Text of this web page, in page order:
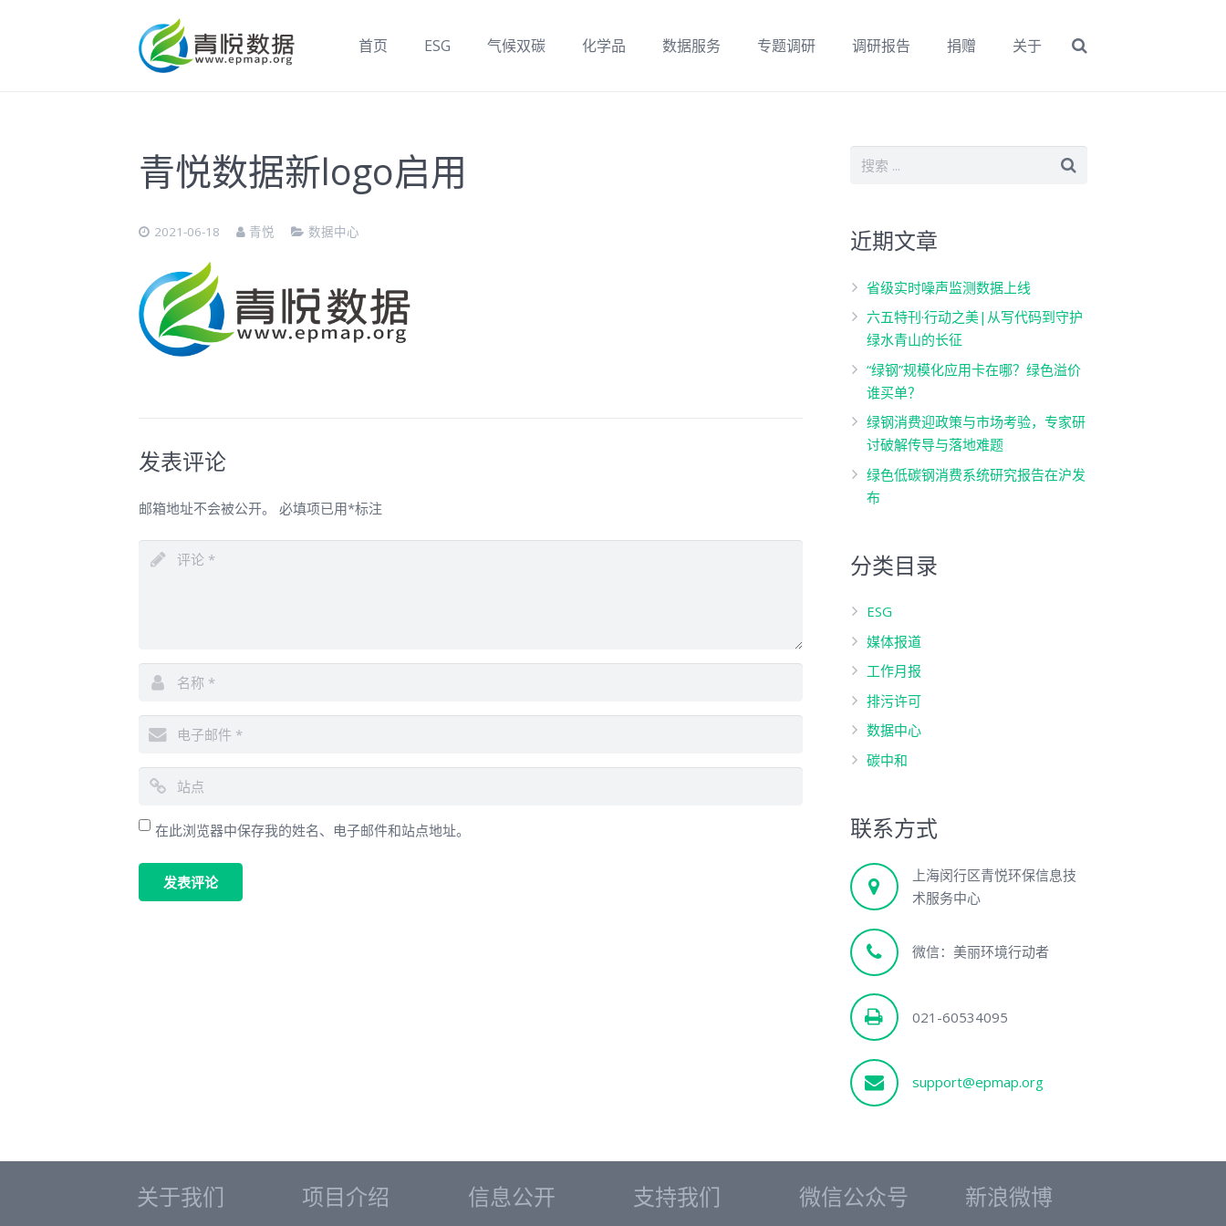
首页 ESG 气候双碳 化学品 数据服务 专题调研 调研报告 捐赠 关于
青悦数据新logo启用
2021-06-18 青悦 数据中心
发表评论
邮箱地址不会被公开。 必填项已用*标注
在此浏览器中保存我的姓名、电子邮件和站点地址。
近期文章
省级实时噪声监测数据上线
六五特刊·行动之美|从写代码到守护
绿水青山的长征
“绿钢”规模化应用卡在哪？绿色溢价
谁买单？
绿钢消费迎政策与市场考验，专家研
讨破解传导与落地难题
绿色低碳钢消费系统研究报告在沪发
布
分类目录
ESG
媒体报道
工作月报
排污许可
数据中心
碳中和
联系方式
上海闵行区青悦环保信息技
术服务中心
微信：美丽环境行动者
021-60534095
support@epmap.org
关于我们 项目介绍 信息公开 支持我们 微信公众号 新浪微博